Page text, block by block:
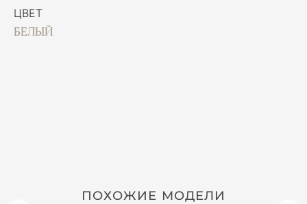
ЦВЕТ
БЕЛЫЙ
ПОХОЖИЕ МОДЕЛИ